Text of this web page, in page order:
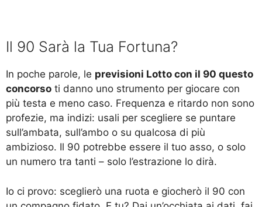
Il 90 Sarà la Tua Fortuna?
In poche parole, le previsioni Lotto con il 90 questo
concorso ti danno uno strumento per giocare con
più testa e meno caso. Frequenza e ritardo non sono
profezie, ma indizi: usali per scegliere se puntare
sull’ambata, sull’ambo o su qualcosa di più
ambizioso. Il 90 potrebbe essere il tuo asso, o solo
un numero tra tanti – solo l’estrazione lo dirà.
Io ci provo: sceglierò una ruota e giocherò il 90 con